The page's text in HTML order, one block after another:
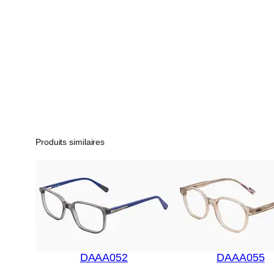
Produits similaires
DAAA052 DAAA055